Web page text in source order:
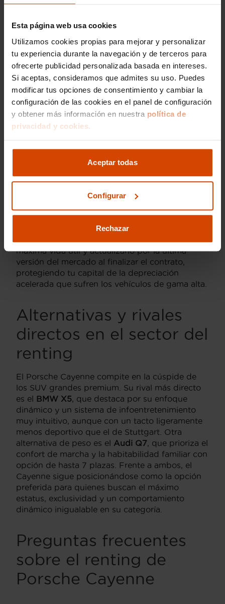
Esta página web usa cookies
Utilizamos cookies propias para mejorar y personalizar
tu experiencia durante la navegación y de terceros para
ofrecerte publicidad personalizada basada en intereses.
Si aceptas, consideramos que admites su uso. Puedes
modificar tus opciones de consentimiento y cambiar la
configuración de las cookies en el panel de configuración
y obtener más información en nuestra política de
privacidad y cookies.
Aceptar todas
Configurar
Rechazar
combinación de un vehículo de alta fiabilidad
experta permite disfrutar de la conducción y del
tradicionales asociadas a la propiedad de un
coche de lujo.
La inteligencia de elegir
el Cayenne en
modalidad de renting
ElPorsche Cayennees un vehículo reconocido
por su durabilidad y la robustez de sus
óptimo a lo largo de los años. Sin embargo, la
tecnología automotriz avanza a un ritmo
renting frente a la compra tradicional es una
decisión financiera y estratégica audaz: te
máxima vida útil y actualizarlo por la última
versión del mercado al finalizar el contrato,
protegiendo tu capital de la depreciación
acelerada que sufren los vehículos de gama alta.
Alternativas y rivales
directos en el sector del
renting
El Porsche Cayenne compite en la cúspide de
los SUV grandes premium. Su rival más directo
es el BMW X5, que destaca por su enfoque
dinámico y un sistema de infoentretenimiento
muy intuitivo, aunque con un tacto ligeramente
menos deportivo que el de Stuttgart. Otra
alternativa de peso es el Audi Q7, que prioriza el
confort de marcha y la habitabilidad familiar con
opción de hasta 7 plazas. Frente a ambos, el
Cayenne sigue posicionándose como la opción
preferida para quienes buscan el máximo
estatus, exclusividad y un comportamiento
dinámico inigualable en su categoría.
Preguntas frecuentes
sobre el renting de
Porsche Cayenne